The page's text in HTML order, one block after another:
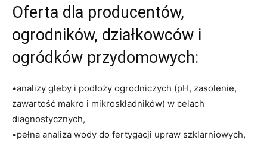
Oferta dla producentów,
ogrodników, działkowców i
ogródków przydomowych:
•analizy gleby i podłoży ogrodniczych (pH, zasolenie,
zawartość makro i mikroskładników) w celach
diagnostycznych,
•pełna analiza wody do fertygacji upraw szklarniowych,